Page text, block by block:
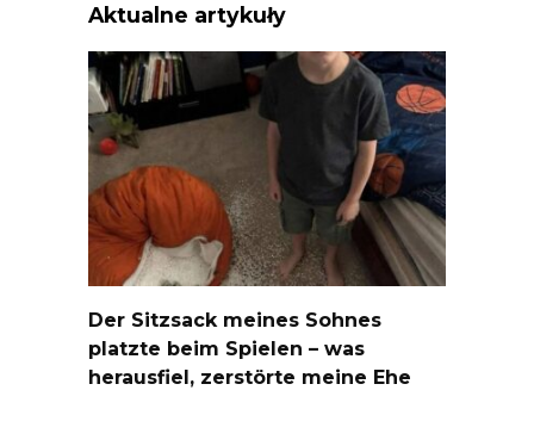
Aktualne artykuły
Der Sitzsack meines Sohnes
platzte beim Spielen – was
herausfiel, zerstörte meine Ehe